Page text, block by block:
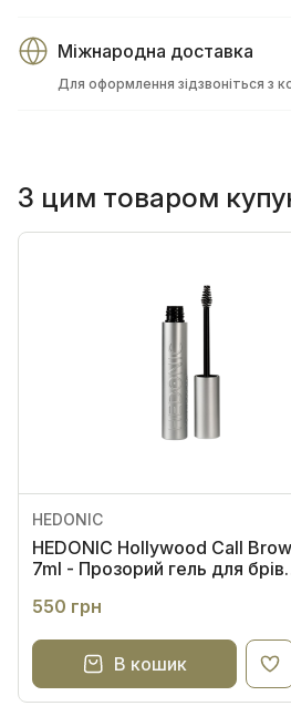
Міжнародна доставка
Для оформлення зідзвоніться з
З цим товаром
HEDONIC
HEDONIC Hollywood Call
7ml - Прозорий гель для брів
550 грн
В кошик